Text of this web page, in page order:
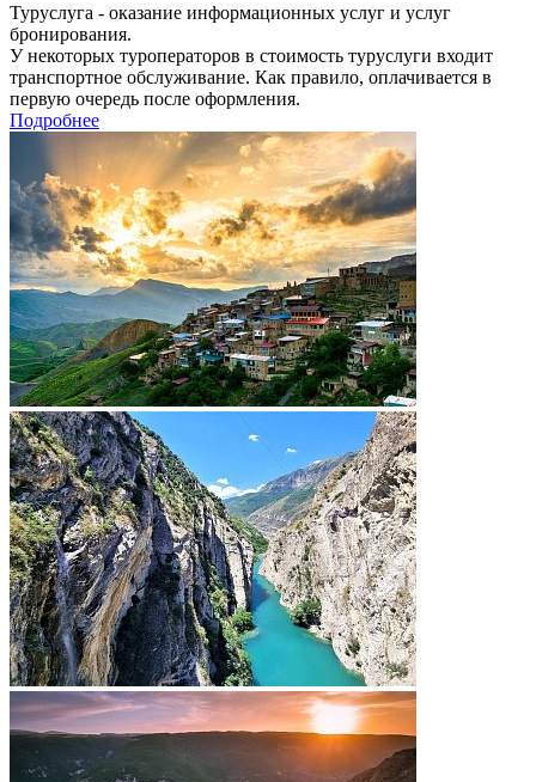
Туруслуга - оказание информационных услуг и услуг
бронирования.
У некоторых туроператоров в стоимость туруслуги входит
транспортное обслуживание. Как правило, оплачивается в
первую очередь после оформления.
Подробнее